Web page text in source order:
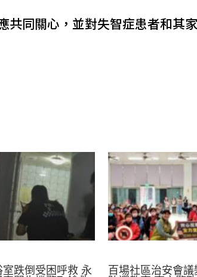
共同關心，並對失智症患者和其
室跌倒受困呼救 永 百場社區治安會議